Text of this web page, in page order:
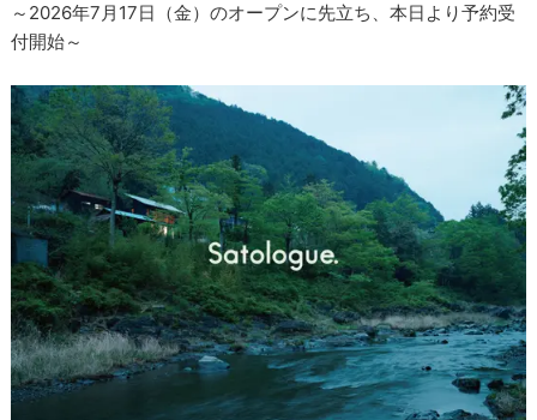
～2026年7月17日（金）のオープンに先立ち、本日より予約受
付開始～